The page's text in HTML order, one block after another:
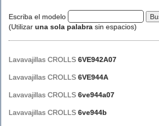
Escriba el modelo
(Utilizar una sola palabra sin espacios)
Lavavajillas CROLLS 6VE942A07
Lavavajillas CROLLS 6VE944A
Lavavajillas CROLLS 6ve944a07
Lavavajillas CROLLS 6ve944b